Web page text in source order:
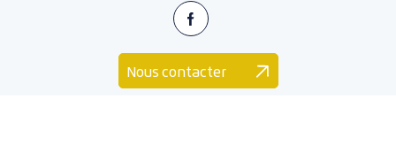
Facebook
Nous contacter